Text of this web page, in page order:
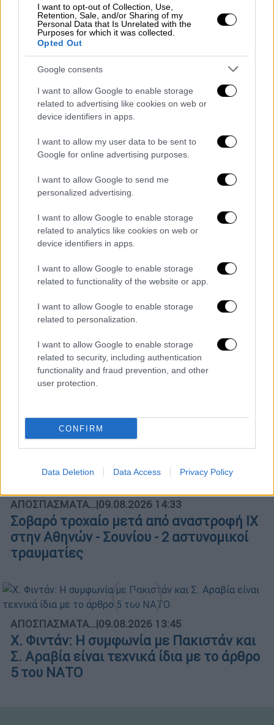
I want to opt-out of Collection, Use,
Retention, Sale, and/or Sharing of my
Personal Data that Is Unrelated with the
Purposes for which it was collected.
Opted Out
Google consents
I want to allow Google to enable storage
related to advertising like cookies on web or
device identifiers in apps.
I want to allow my user data to be sent to
Google for online advertising purposes.
I want to allow Google to send me
personalized advertising.
I want to allow Google to enable storage
related to analytics like cookies on web or
device identifiers in apps.
I want to allow Google to enable storage
related to functionality of the website or app.
I want to allow Google to enable storage
related to personalization.
I want to allow Google to enable storage
related to security, including authentication
functionality and fraud prevention, and other
user protection.
CONFIRM
Data Deletion Data Access Privacy Policy
Μεσημεριανό...|09.08.2026 14:15
Μεσημεριανό δελτίο ειδήσεων
09/08/2026
ΑΠΟΣΠΑΣΜΑΤΑ...|09.08.2026 14:09
ταξιδιωτών από τους Ισπανούς
ΑΠΟΣΠΑΣΜΑΤΑ...|
υποκλοπές - Σφοδρή πολιτική
σύγκρουση
ΑΠΟΣΠΑΣΜΑΤΑ...|09.08.2026 14:33
Σοβαρό τροχαίο μετά από αναστροφή ΙΧ
στην Αθηνών - Σουνίου - 2 αστυνομικοί
τραυματίες
ΑΠΟΣΠΑΣΜΑΤΑ...|09.08.2026 13:45
X. Φιντάν: Η συμφωνία με Πακιστάν και
Σ. Αραβία είναι τεχνικά ίδια με το άρθρο
5 του ΝΑΤΟ